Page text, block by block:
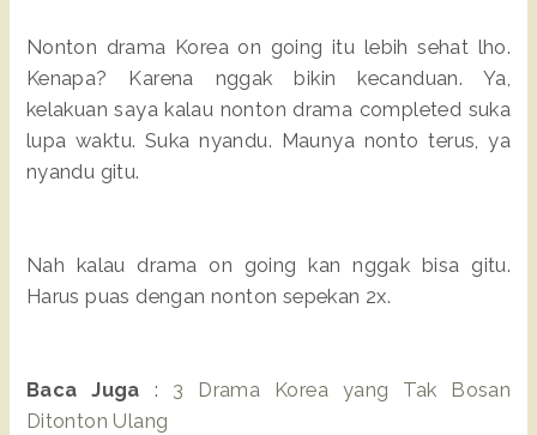
Nonton drama Korea on going itu lebih sehat lho.
Kenapa? Karena nggak bikin kecanduan. Ya,
kelakuan saya kalau nonton drama completed suka
lupa waktu. Suka nyandu. Maunya nonto terus, ya
nyandu gitu.
Nah kalau drama on going kan nggak bisa gitu.
Harus puas dengan nonton sepekan 2x.
Baca Juga : 3 Drama Korea yang Tak Bosan
Ditonton Ulang